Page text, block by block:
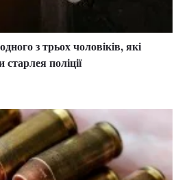
з трьох чоловіків, які
поліції